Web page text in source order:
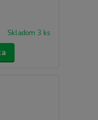
Skladom 3 ks